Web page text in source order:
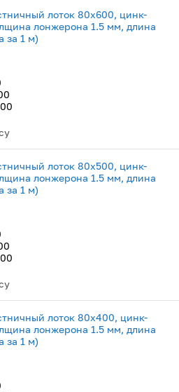
лоток 80х600, цинк-
лонжерона 1.5 мм, длина
за 1 м)
лоток 80х500, цинк-
лонжерона 1.5 мм, длина
за 1 м)
лоток 80х400, цинк-
лонжерона 1.5 мм, длина
за 1 м)